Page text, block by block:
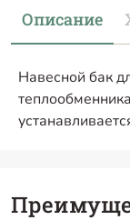
Описание
Навесной бак